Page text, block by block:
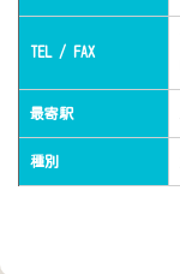
TEL / FAX
最寄駅
種別